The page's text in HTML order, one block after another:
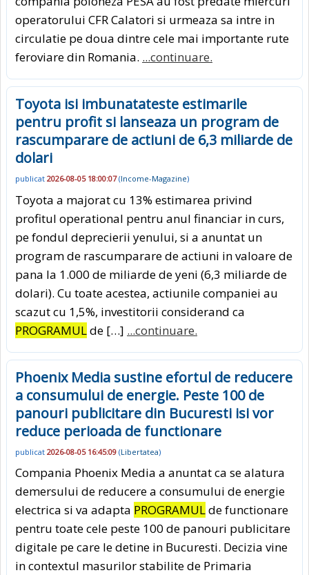
operatorului CFR Calatori si urmeaza sa intre in
circulatie pe doua dintre cele mai importante rute
feroviare din Romania. ...continuare.
Toyota isi imbunatateste estimarile
pentru profit si lanseaza un program de
rascumparare de actiuni de 6,3 miliarde de
dolari
publicat 2026-08-05 18:00:07(Income-Magazine)
Toyota a majorat cu 13% estimarea privind
profitul operational pentru anul financiar in curs,
pe fondul deprecierii yenului, si a anuntat un
program de rascumparare de actiuni in valoare de
pana la 1.000 de miliarde de yeni (6,3 miliarde de
dolari). Cu toate acestea, actiunile companiei au
scazut cu 1,5%, investitorii considerand ca
PROGRAMULde […] ...continuare.
Phoenix Media sustine efortul de reducere
a consumului de energie. Peste 100 de
panouri publicitare din Bucuresti isi vor
reduce perioada de functionare
publicat 2026-08-05 16:45:09 (Libertatea)
Compania Phoenix Media a anuntat ca se alatura
demersului de reducere a consumului de energie
electrica si va adapta PROGRAMULde functionare
pentru toate cele peste 100 de panouri publicitare
digitale pe care le detine in Bucuresti. Decizia vine
in contextul masurilor stabilite de Primaria